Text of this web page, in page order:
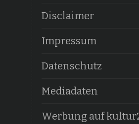
Disclaimer
Impressum
Datenschutz
Mediadaten
Werbung auf